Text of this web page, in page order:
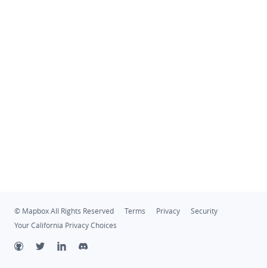
© Mapbox All Rights Reserved Terms Privacy
Security
Your California Privacy Choices